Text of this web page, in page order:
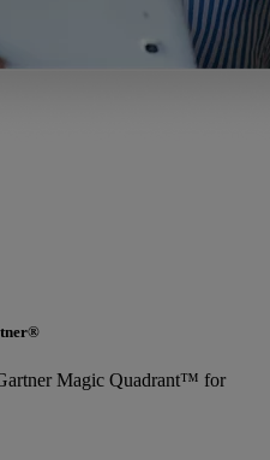
Magic Quadrant™ for